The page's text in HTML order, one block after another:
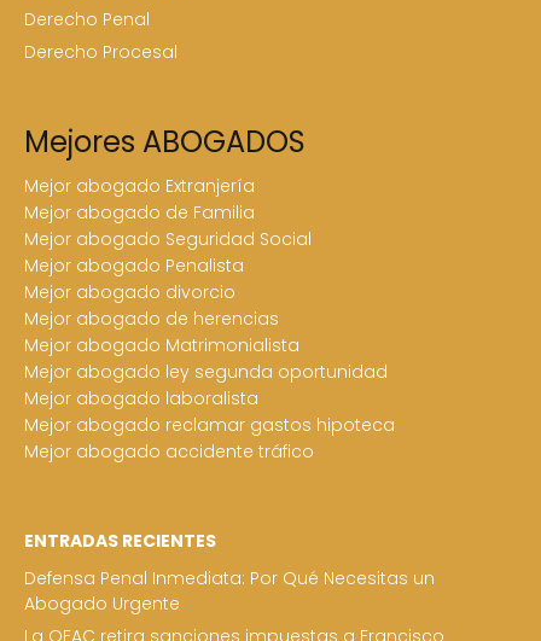
Derecho Penal
Derecho Procesal
Mejores ABOGADOS
Mejor abogado Extranjería
Mejor abogado de Familia
Mejor abogado Seguridad Social
Mejor abogado Penalista
Mejor abogado divorcio
Mejor abogado de herencias
Mejor abogado Matrimonialista
Mejor abogado ley segunda oportunidad
Mejor abogado laboralista
Mejor abogado reclamar gastos hipoteca
Mejor abogado accidente tráfico
ENTRADAS RECIENTES
Defensa Penal Inmediata: Por Qué Necesitas un
Abogado Urgente
La OFAC retira sanciones impuestas a Francisco